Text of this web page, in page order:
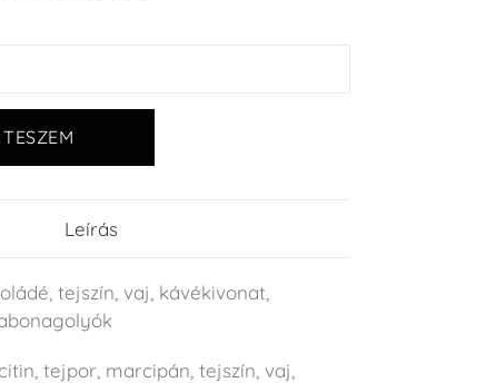
Leírás
tejszín, vaj, kávékivonat,
tejpor, marcipán, tejszín, vaj,